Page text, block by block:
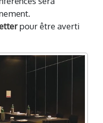
pour être averti